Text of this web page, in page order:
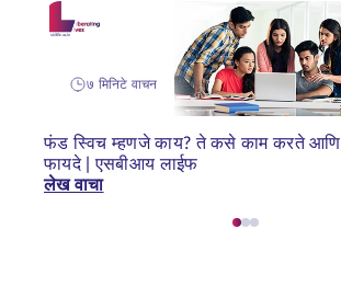
७ मिनिटे वाचन
फंड स्विच म्हणजे काय? ते कसे काम करते आणि
फायदे | एसबीआय लाईफ
लेख वाचा